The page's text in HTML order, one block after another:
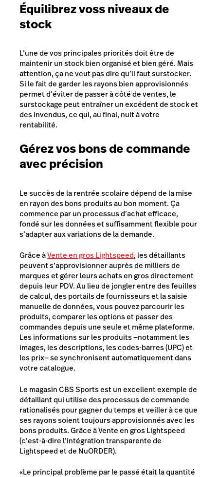
Équilibrez voss niveaux de
stock
L’une de vos principales priorités doit être de
maintenir un stock bien organisé et bien géré. Mais
attention, ça ne veut pas dire qu’il faut surstocker.
Si le fait de garder les rayons bien approvisionnés
permet d’éviter de passer à côté de ventes, le
surstockage peut entraîner un excédent de stock et
des invendus, ce qui, au final, nuit à votre
rentabilité.
Gérez vos bons de commande
avec précision
Le succès de la rentrée scolaire dépend de la mise
en rayon des bons produits au bon moment. Ça
commence par un processus d’achat efficace,
fondé sur les données et suffisamment flexible pour
s’adapter aux variations de la demande.
Grâce àVente en gros Lightspeed, les détaillants
peuvent s’approvisionner auprès de milliers de
marques et gérer leurs achats en gros directement
depuis leur PDV. Au lieu de jongler entre des feuilles
de calcul, des portails de fournisseurs et la saisie
manuelle de données, vous pouvez parcourir les
produits, comparer les options et passer des
commandes depuis une seule et même plateforme.
Les informations sur les produits —notamment les
images, les descriptions, les codes-barres (UPC) et
les prix— se synchronisent automatiquement dans
votre catalogue.
Le magasin CBS Sports est un excellent exemple de
détaillant qui utilise des processus de commande
rationalisés pour gagner du temps et veiller à ce que
ses rayons soient toujours approvisionnés avec les
bons produits. Grâce à Vente en gros Lightspeed
(c’est-à-dire l’intégration transparente de
Lightspeed et de NuORDER).
«Le principal problème par le passé était la quantité